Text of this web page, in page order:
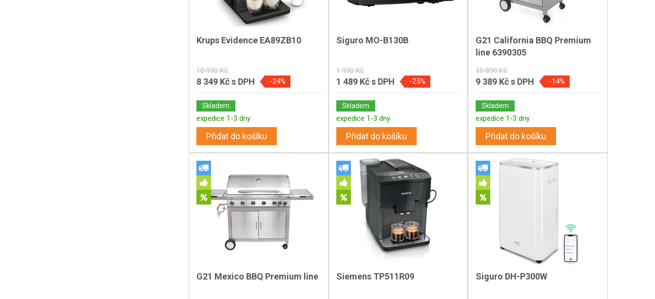
Krups Evidence EA89ZB10
10 990 Kč
8 349 Kčs DPH -24%
Skladem
expedice 1-3 dny
Přidat do košíku
Siguro MO-B130B
1 990 Kč
1 489 Kčs DPH -25%
Skladem
expedice 1-3 dny
Přidat do košíku
G21 California BBQ Premium
line 6390305
10 890 Kč
9 389 Kčs DPH -14%
Skladem
expedice 1-3 dny
Přidat do košíku
G21 Mexico BBQ Premium line Siemens TP511R09 Siguro DH-P300W